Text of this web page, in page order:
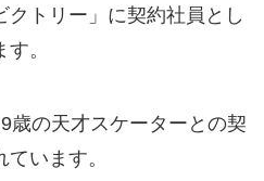
クトリー」に契約社員とし
。
歳の天才スケーターとの契
います。